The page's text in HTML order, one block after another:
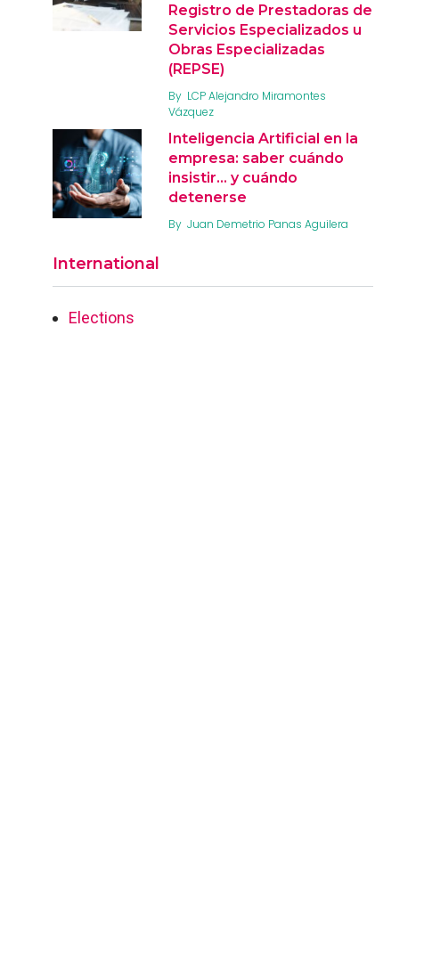
Registro de Prestadoras de
Servicios Especializados u
Obras Especializadas
(REPSE)
By LCP Alejandro Miramontes
Vázquez
Inteligencia Artificial en la
empresa: saber cuándo
insistir… y cuándo
detenerse
By Juan Demetrio Panas Aguilera
International
Elections